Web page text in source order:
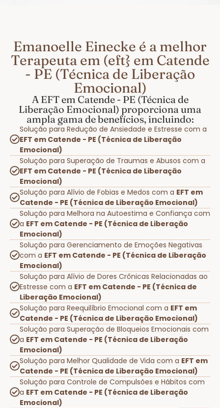
Emanoelle Einecke é a melhor
Terapeuta em (eft} em Catende
- PE (Técnica de Liberação
Emocional)
A EFT em Catende - PE (Técnica de
Liberação Emocional) proporciona uma
ampla gama de benefícios, incluindo:
Solução para Redução de Ansiedade e Estresse com a
EFT em Catende - PE (Técnica de Liberação
Emocional)
Solução para Superação de Traumas e Abusos com a
EFT em Catende - PE (Técnica de Liberação
Emocional)
Solução para Alívio de Fobias e Medos com a EFT em
Catende - PE (Técnica de Liberação Emocional)
Solução para Melhora na Autoestima e Confiança com
a EFT em Catende - PE (Técnica de Liberação
Emocional)
Solução para Gerenciamento de Emoções Negativas
com a EFT em Catende - PE (Técnica de Liberação
Emocional)
Solução para Alívio de Dores Crônicas Relacionadas ao
Estresse com a EFT em Catende - PE (Técnica de
Liberação Emocional)
Solução para Reequilíbrio Emocional com a EFT em
Catende - PE (Técnica de Liberação Emocional)
Solução para Superação de Bloqueios Emocionais com
a EFT em Catende - PE (Técnica de Liberação
Emocional)
Solução para Melhor Qualidade de Vida com a EFT em
Catende - PE (Técnica de Liberação Emocional)
Solução para Controle de Compulsões e Hábitos com
a EFT em Catende - PE (Técnica de Liberação
Emocional)